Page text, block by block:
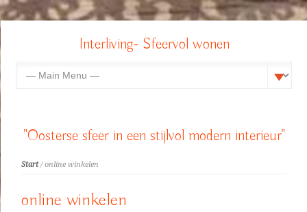
Interliving- Sfeervol wonen
"Oosterse sfeer in een stijlvol modern interieur"
Start/ online winkelen
online winkelen